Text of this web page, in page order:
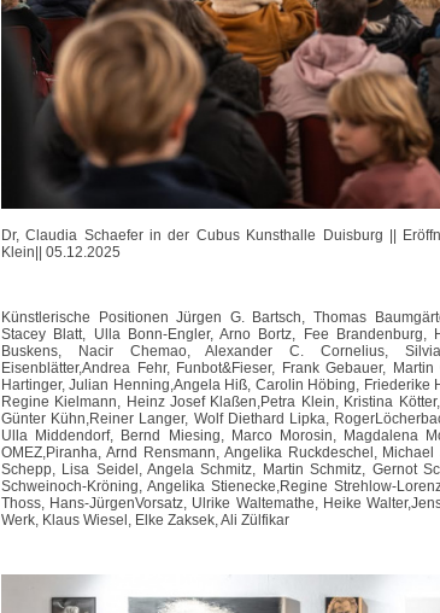
Dr, Claudia Schaefer in der Cubus Kunsthalle Duisburg ||
Klein|| 05.12.2025
Künstlerische Positionen Jürgen G. Bartsch, Thomas
Stacey Blatt, Ulla Bonn-Engler, Arno Bortz, Fee Brandenburg,
Buskens, Nacir Chemao, Alexander C. Cornelius,
Eisenblätter,Andrea Fehr, Funbot&Fieser, Frank Gebauer,
Hartinger, Julian Henning,Angela Hiß, Carolin Höbing, Friederike
Regine Kielmann, Heinz Josef Klaßen,Petra Klein, Kristina
Günter Kühn,Reiner Langer, Wolf Diethard Lipka,
Ulla Middendorf, Bernd Miesing, Marco Morosin, Magdalena
OMEZ,Piranha, Arnd Rensmann, Angelika Ruckdeschel,
Schepp, Lisa Seidel, Angela Schmitz, Martin Schmitz, Gernot
Schweinoch-Kröning, Angelika Stienecke,Regine Strehlow-
Thoss, Hans-JürgenVorsatz, Ulrike Waltemathe, Heike
Werk, Klaus Wiesel, Elke Zaksek, Ali Zülfikar